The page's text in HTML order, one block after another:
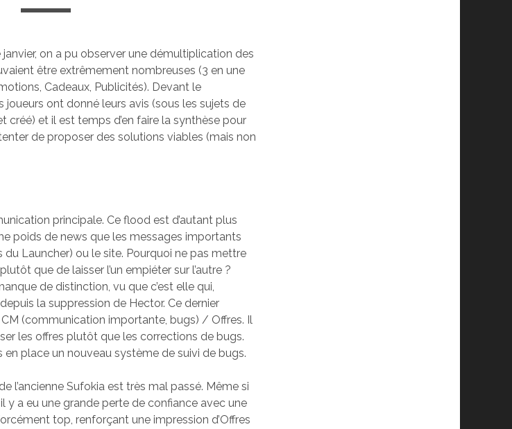
on a pu observer une démultiplication des
être extrêmement nombreuses (3 en une
Cadeaux, Publicités). Devant le
ont donné leurs avis (sous les sujets de
et il est temps d’en faire la synthèse pour
de proposer des solutions viables (mais non
principale. Ce flood est d’autant plus
poids de news que les messages importants
Launcher) ou le site. Pourquoi ne pas mettre
que de laisser l’un empiéter sur l’autre ?
de distinction, vu que c’est elle qui,
la suppression de Hector. Ce dernier
(communication importante, bugs) / Offres. Il
les offres plutôt que les corrections de bugs.
en place un nouveau système de suivi de bugs.
l’ancienne Sufokia est très mal passé. Même si
y a eu une grande perte de confiance avec une
top, renforçant une impression d’Offres